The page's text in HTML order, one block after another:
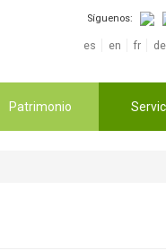
Síguenos:
es en fr de
Patrimonio